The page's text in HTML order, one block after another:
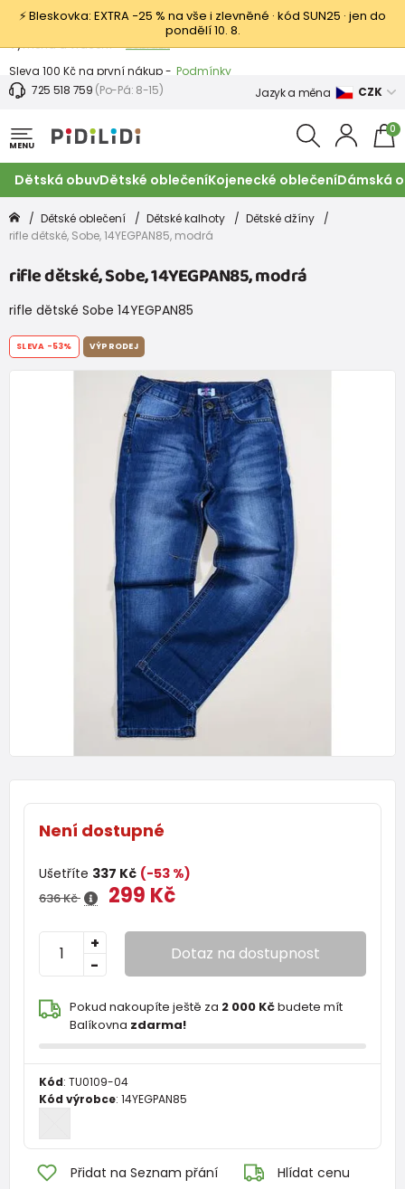
⚡ Bleskovka: EXTRA −25 % na vše i zlevněné · kód SUN25 · jen do
pondělí 10. 8.
Sleva 100 Kč na první nákup -
725 518 759 (Po-Pá: 8-15) Jazyk a měna CZK
MENU
0
Dětská obuvDětské oblečeníKojenecké oblečeníDámská
Dětské oblečení Dětské kalhoty
Dětské džíny
rifle dětské, Sobe, 14YEGPAN85, modrá
rifle dětské, Sobe, 14YEGPAN85, modrá
rifle dětské Sobe 14YEGPAN85
Není dostupné
Ušetříte 337 Kč (-53 %)
636 Kč 299 Kč
-
+ Dotaz na dostupnost
Pokud nakoupíte ještě za 2 000 Kčbudete mít
Balíkovna zdarma!
Kód: TU0109-04
Kód výrobce: 14YEGPAN85
Přidat na Seznam přání Hlídat cenu
SLEVA -53% VÝPRODEJ